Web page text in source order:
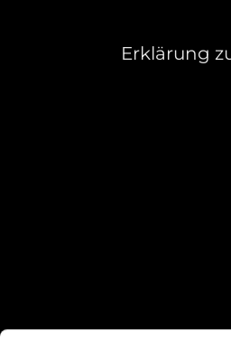
Erklärung